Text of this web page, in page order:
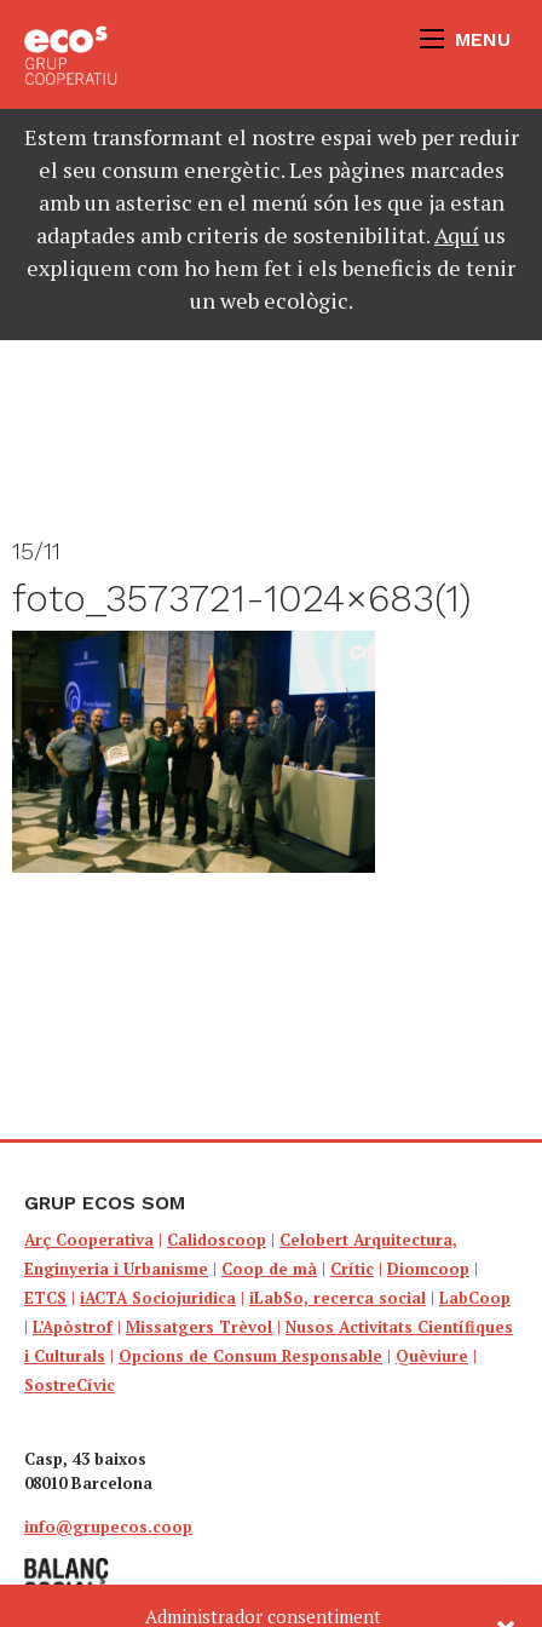
Administrador consentiment
MENU
Estem transformant el nostre espai web per reduir
el seu consum energètic. Les pàgines marcades
amb un asterisc en el menú són les que ja estan
adaptades amb criteris de sostenibilitat.Aquíus
expliquem com ho hem fet i els beneficis de tenir
un web ecològic.
15/11
foto_3573721-1024×683(1)
GRUP ECOS SOM
Arç Cooperativa | Calidoscoop | Celobert Arquitectura,
Enginyeria i Urbanisme | Coop de mà | Crític | Diomcoop |
ETCS | iACTA Sociojuridica | iLabSo, recerca social | LabCoop
| L’Apòstrof| Missatgers Trèvol | Nusos Activitats Científiques
i Culturals | Opcions de Consum Responsable | Quèviure |
SostreCívic
Casp, 43 baixos
08010 Barcelona
info@grupecos.coop